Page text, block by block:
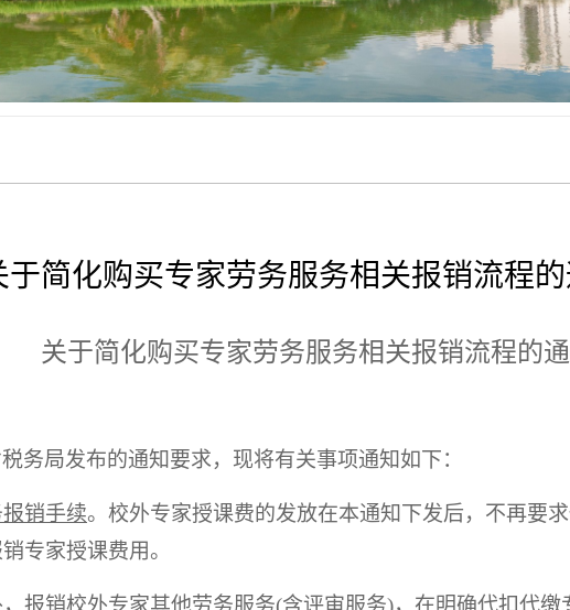
于简化购买专家劳务服务相关报销流程的
关于简化购买专家劳务服务相关报销流程的
务局发布的通知要求，现将有关事项通知如下：
销手续。校外专家授课费的发放在本通知下发后，不再要
专家授课费用。
报销校外专家其他劳务服务(含评审服务)，在明确代扣代